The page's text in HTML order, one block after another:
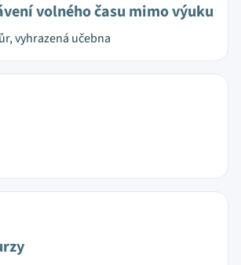
volného času mimo výuku
vyhrazená učebna